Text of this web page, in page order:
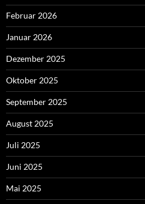
Februar 2026
Januar 2026
Dezember 2025
Oktober 2025
September 2025
August 2025
Juli 2025
Juni 2025
Mai 2025